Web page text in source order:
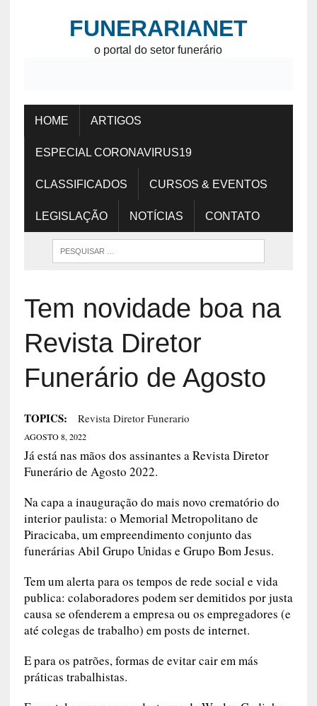
FUNERARIANET
o portal do setor funerário
HOME ARTIGOS
ESPECIAL CORONAVIRUS19
CLASSIFICADOS CURSOS & EVENTOS
LEGISLAÇÃO NOTÍCIAS CONTATO
Tem novidade boa na
Revista Diretor
Funerário de Agosto
TOPICS: Revista Diretor Funerario
AGOSTO 8, 2022
Já está nas mãos dos assinantes a Revista Diretor
Funerário de Agosto 2022.
Na capa a inauguração do mais novo crematório do
interior paulista: o Memorial Metropolitano de
Piracicaba, um empreendimento conjunto das
funerárias Abil Grupo Unidas e Grupo Bom Jesus.
Tem um alerta para os tempos de rede social e vida
publica: colaboradores podem ser demitidos por justa
causa se ofenderem a empresa ou os empregadores (e
até colegas de trabalho) em posts de internet.
E para os patrões, formas de evitar cair em más
práticas trabalhistas.